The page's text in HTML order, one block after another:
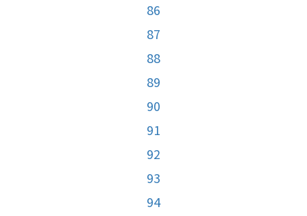
86
87
88
89
90
91
92
93
94